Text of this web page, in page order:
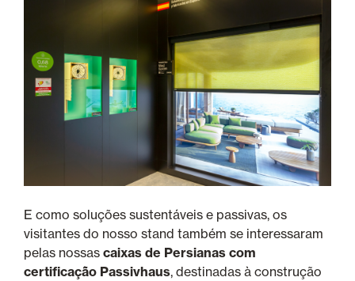
E como soluções sustentáveis e passivas, os
visitantes do nosso stand também se interessaram
pelas nossas caixas de Persianas com
certificação Passivhaus, destinadas à construção